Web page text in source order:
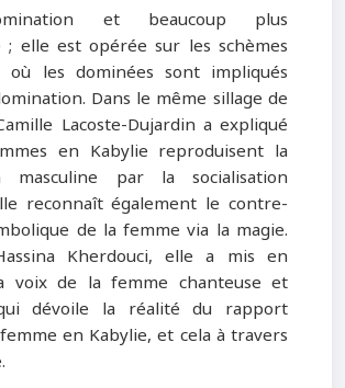
et beaucoup plus
; elle est opérée sur les schèmes
où les dominées sont impliqués
Dans le même sillage de
Lacoste-Dujardin a expliqué
en Kabylie reproduisent la
masculine par la socialisation
reconnaît également le contre-
de la femme via la magie.
Kherdouci, elle a mis en
voix de la femme chanteuse et
dévoile la réalité du rapport
en Kabylie, et cela à travers